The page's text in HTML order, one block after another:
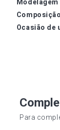
modelagem
composição
ocasião de
Para